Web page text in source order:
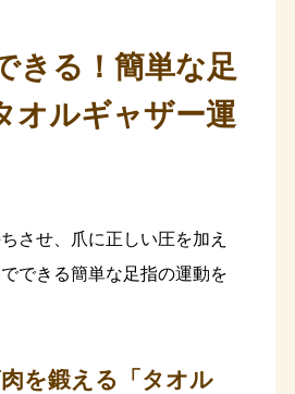
きる！簡単な足
オルギャザー運
させ、爪に正しい圧を加え
できる簡単な足指の運動を
を鍛える「タオル